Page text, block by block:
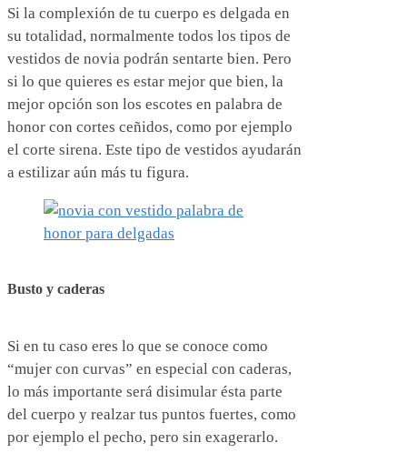
Si la complexión de tu cuerpo es delgada en
su totalidad, normalmente todos los tipos de
vestidos de novia podrán sentarte bien. Pero
si lo que quieres es estar mejor que bien, la
mejor opción son los escotes en palabra de
honor con cortes ceñidos, como por ejemplo
el corte sirena. Este tipo de vestidos ayudarán
a estilizar aún más tu figura.
Busto y caderas
Si en tu caso eres lo que se conoce como
“mujer con curvas” en especial con caderas,
lo más importante será disimular ésta parte
del cuerpo y realzar tus puntos fuertes, como
por ejemplo el pecho, pero sin exagerarlo.